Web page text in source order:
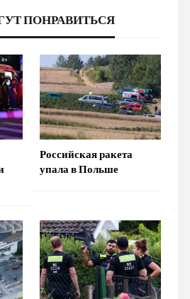
ПОНРАВИТЬСЯ
Российская ракета
упала в Польше